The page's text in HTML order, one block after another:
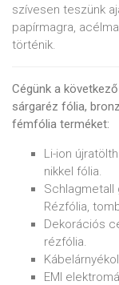
szívesen teszünk
papírmagra,
történik.
Cégünk a
sárgaréz fólia,
fémfólia terméket:
Li-ion
nikkel fólia.
Schlagmetall
Rézfólia,
Dekorációs
rézfólia.
EMI